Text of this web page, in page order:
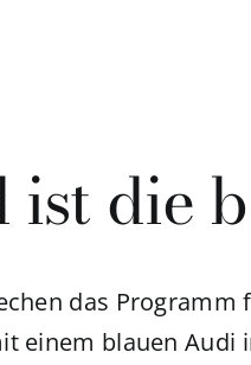
die
das Programm
einem blauen Audi